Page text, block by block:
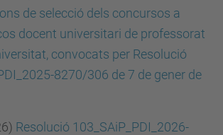
de selecció dels concursos a
docent universitari de professorat
convocats per Resolució
8270/306 de 7 de gener de
Resolució 103_SAiP_PDI_2026-